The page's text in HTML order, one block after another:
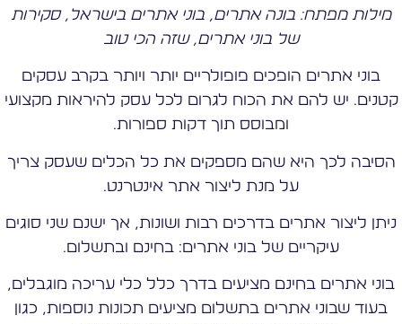
מילות מפתח: בונה אתרים, בוני אתרים בישראל, סקירות
של בוני אתרים, שזה הכי טוב
בוני אתרים הופכים פופולריים יותר ויותר בקרב עסקים
קטנים. יש להם את הכוח לגרום לכל עסק להיראות מקצועי
ומבוסס תוך דקות ספורות.
הסיבה לכך היא שהם מספקים את כל הכלים שעסק צריך
על מנת ליצור אתר אינטרנט.
ניתן ליצור אתרים בדרכים רבות ושונות, אך ישנם שני סוגים
עיקריים של בוני אתרים: בחינם ובתשלום.
בוני אתרים בחינם מציעים בדרך כלל כלי עריכה מוגבלים,
בעוד שבוני אתרים בתשלום מציעים תכונות נוספות, כגון